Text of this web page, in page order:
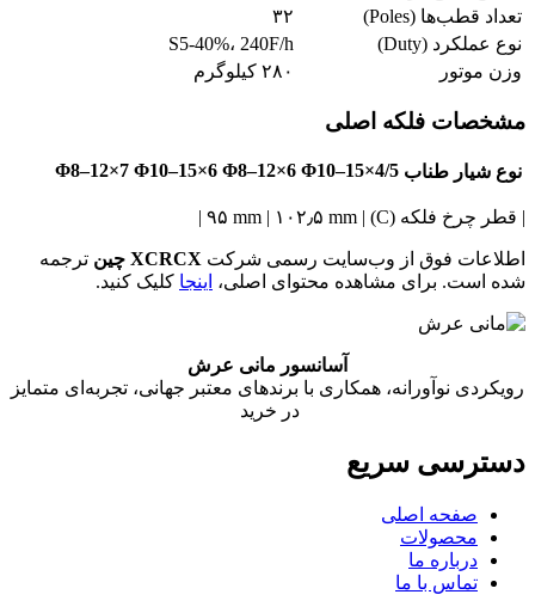
تعداد قطب‌ها (Poles)
۳۲
نوع عملکرد (Duty)
S5-40%، 240F/h
وزن موتور
۲۸۰ کیلوگرم
مشخصات فلکه اصلی
نوع شیار طناب 4/5×Φ10–15
6×Φ8–12
6×Φ10–15
7×Φ8–12
| قطر چرخ فلکه (C) | ۹۵ mm | ۱۰۲٫۵ mm |
اطلاعات فوق از وب‌سایت رسمی شرکت XCRCX چین
ترجمه
شده است. برای مشاهده محتوای اصلی، اینجا کلیک کنید.
آسانسور مانی عرش
رویکردی نوآورانه، همکاری با برندهای معتبر جهانی، تجربه‌ای متمایز
در خرید
دسترسی سریع
صفحه اصلی
محصولات
درباره ما
تماس با ما